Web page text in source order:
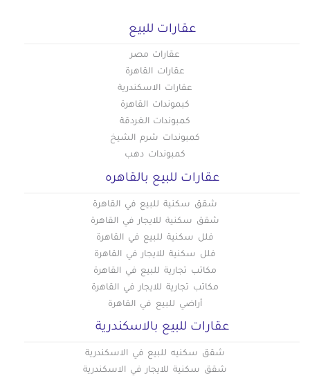
عقارات للبيع
عقارات مصر
عقارات القاهرة
عقارات الاسكندرية
كبموندات القاهرة
كمبوندات الغردقة
كمبوندات شرم الشيخ
كمبوندات دهب
عقارات للبيع بالقاهره
شقق سكنية للبيع في القاهرة
شقق سكنية للايجار في القاهرة
فلل سكنية للبيع في القاهرة
فلل سكنية للايجار في القاهرة
مكاتب تجارية للبيع في القاهرة
مكاتب تجارية للايجار في القاهرة
أراضي للبيع في القاهرة
عقارات للبيع بالاسكندرية
شقق سكنيه للبيع في الاسكندرية
شقق سكنية للايجار في الاسكندرية